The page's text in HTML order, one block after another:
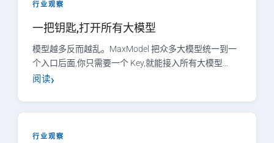
行业观察
一把钥匙,打开所有大模型
模型越多反而越乱。MaxModel 把众多大模型统一到一
个入口后面,你只需要一个 Key,就能接入所有大模型…
阅读
行业观察